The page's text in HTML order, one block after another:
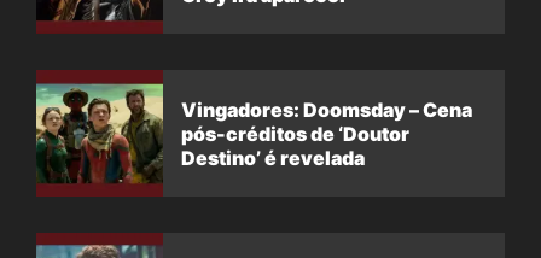
Vingadores: Doomsday – Cena
pós-créditos de ‘Doutor
Destino’ é revelada